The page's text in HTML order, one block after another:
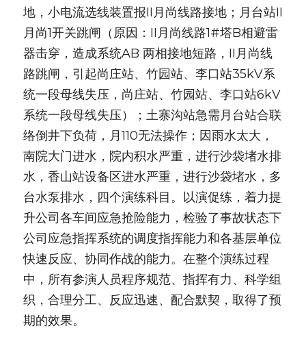
地，小电流选线装置报II月尚线路接地；月台站II
月尚1开关跳闸（原因：II月尚线路1#塔B相避雷
器击穿，造成系统AB 两相接地短路，II月尚线
路跳闸，引起尚庄站、竹园站、李口站35kV系
统一段母线失压，尚庄站、竹园站、李口站6kV
系统一段母线失压）；土寨沟站急需月台站合联
络倒井下负荷，月110无法操作；因雨水太大，
南院大门进水，院内积水严重，进行沙袋堵水排
水，香山站设备区进水严重，进行沙袋堵水，多
台水泵排水，四个演练科目。以演促练，着力提
升公司各车间应急抢险能力，检验了事故状态下
公司应急指挥系统的调度指挥能力和各基层单位
快速反应、协同作战的能力。在整个演练过程
中，所有参演人员程序规范、指挥有力、科学组
织，合理分工、反应迅速、配合默契，取得了预
期的效果。